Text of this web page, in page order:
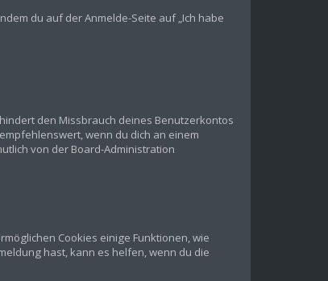
du auf der Anmelde-Seite auf „Ich habe
den Missbrauch deines Benutzerkontos
wenn du dich an einem
von der Board-Administration
Cookies einige Funktionen, wie
hast, kann es helfen, wenn du die